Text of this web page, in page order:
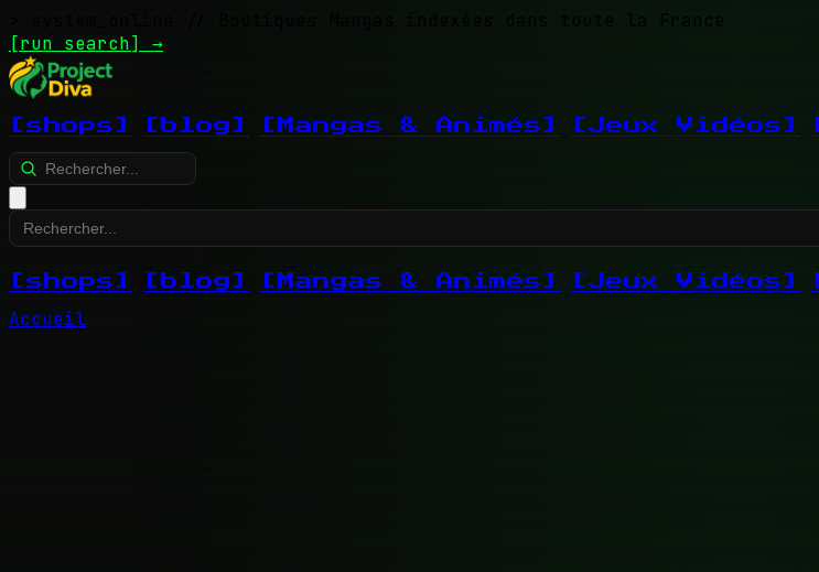
// Boutiques Mangas indexées dans toute la France
[run search] →
[shops] [blog] [Mangas & Animés] [Jeux Vidéos]
[shops] [blog] [Mangas & Animés] [Jeux Vidéos]
Accueil